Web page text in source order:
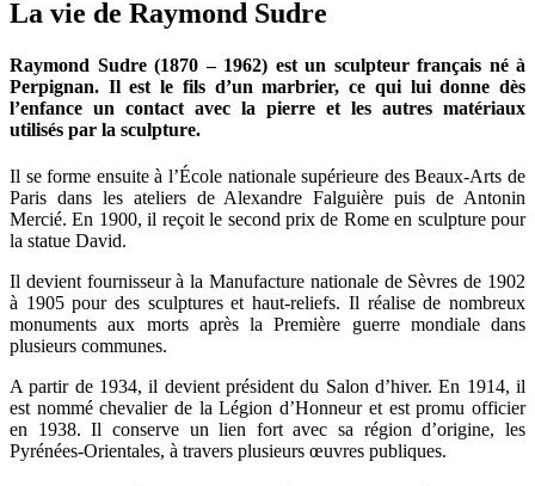
La vie de Raymond Sudre
Raymond Sudre (1870 – 1962) est un sculpteur français né à
Perpignan. Il est le fils d’un marbrier, ce qui lui donne dès
l’enfance un contact avec la pierre et les autres matériaux
utilisés par la sculpture.
Il se forme ensuite à l’École nationale supérieure des Beaux-Arts de
Paris dans les ateliers de Alexandre Falguière puis de Antonin
Mercié. En 1900, il reçoit le second prix de Rome en sculpture pour
la statue David.
Il devient fournisseur à la Manufacture nationale de Sèvres de 1902
à 1905 pour des sculptures et haut-reliefs. Il réalise de nombreux
monuments aux morts après la Première guerre mondiale dans
plusieurs communes.
A partir de 1934, il devient président du Salon d’hiver. En 1914, il
est nommé chevalier de la Légion d’Honneur et est promu officier
en 1938. Il conserve un lien fort avec sa région d’origine, les
Pyrénées-Orientales, à travers plusieurs œuvres publiques.